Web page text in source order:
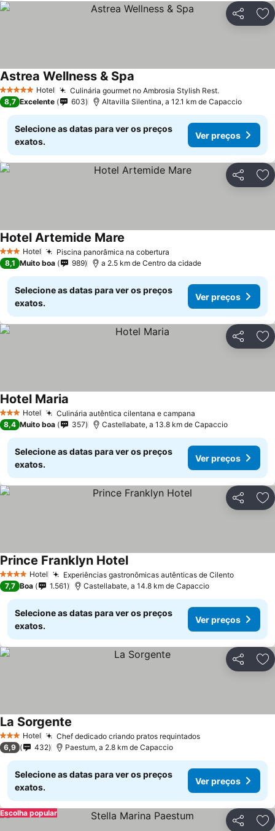
Partilhar
5 Estrelas Hotel Culinária gourmet no Ambrosia Stylish Rest.
Astrea Wellness & Spa
8,7 Excelente 603 Altavilla Silentina, a 12.1 km de Capaccio
Selecione as datas para ver os preços
exatos.
Ver preços
Partilhar
3 EstrelasHotel Piscina panorâmica na cobertura
Hotel Artemide Mare
8,1 Muito boa 989 a 2.5 km de Centro da cidade
Selecione as datas para ver os preços
exatos.
Ver preços
Partilhar
3 EstrelasHotel Culinária autêntica cilentana e campana
Hotel Maria
8,4 Muito boa 357 Castellabate, a 13.8 km de Capaccio
Selecione as datas para ver os preços
exatos.
Ver preços
Partilhar
4 EstrelasHotel Experiências gastronômicas autênticas de Cilento
Prince Franklyn Hotel
7,7 Boa 1.561 Castellabate, a 14.8 km de Capaccio
Selecione as datas para ver os preços
exatos.
Ver preços
Partilhar
3 EstrelasHotel Chef dedicado criando pratos requintados
La Sorgente
6,9 432 Paestum, a 2.8 km de Capaccio
Selecione as datas para ver os preços
exatos.
Ver preços
Partilhar
Escolha popular